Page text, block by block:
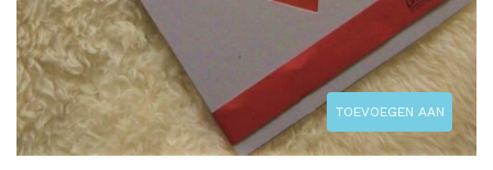
TOEVOEGEN AAN
WINKELWAGEN